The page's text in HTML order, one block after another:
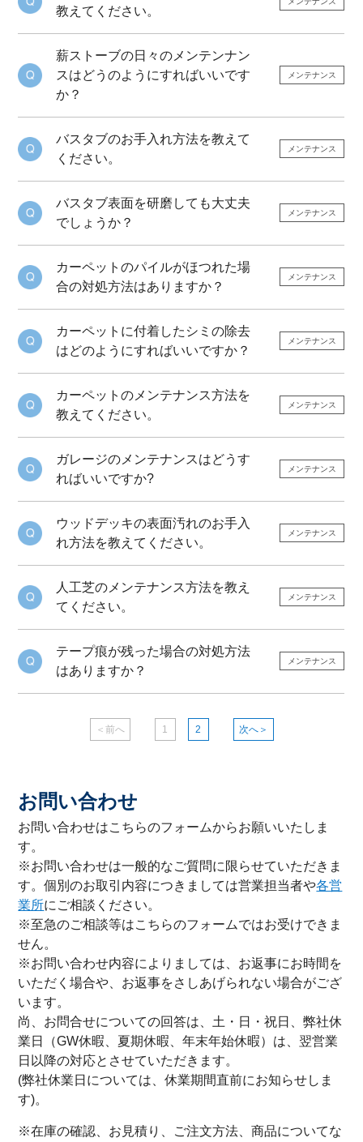
教えてください。
薪ストーブの日々のメンテンナン
スはどうのようにすればいいです
か？
メンテナンス
バスタブのお手入れ方法を教えて
ください。
メンテナンス
バスタブ表面を研磨しても大丈夫
でしょうか？
メンテナンス
カーペットのパイルがほつれた場
合の対処方法はありますか？
メンテナンス
カーペットに付着したシミの除去
はどのようにすればいいですか？
メンテナンス
カーペットのメンテナンス方法を
教えてください。
メンテナンス
ガレージのメンテナンスはどうす
ればいいですか?
メンテナンス
ウッドデッキの表面汚れのお手入
れ方法を教えてください。
メンテナンス
人工芝のメンテナンス方法を教え
てください。
メンテナンス
テープ痕が残った場合の対処方法
はありますか？
メンテナンス
＜前へ 1 2 次へ＞
お問い合わせ
お問い合わせはこちらのフォームからお願いいたしま
す。
※お問い合わせは一般的なご質問に限らせていただきま
す。個別のお取引内容につきましては営業担当者や各営
業所にご相談ください。
※至急のご相談等はこちらのフォームではお受けできま
せん。
※お問い合わせ内容によりましては、お返事にお時間を
いただく場合や、お返事をさしあげられない場合がござ
います。
尚、お問合せについての回答は、土・日・祝日、弊社休
業日（GW休暇、夏期休暇、年末年始休暇）は、翌営業
日以降の対応とさせていただきます。
(弊社休業日については、休業期間直前にお知らせしま
す)。
※在庫の確認、お見積り、ご注文方法、商品についてな